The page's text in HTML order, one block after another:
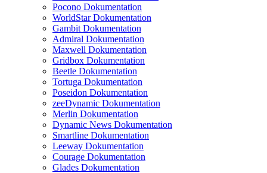
Pocono Dokumentation
WorldStar Dokumentation
Gambit Dokumentation
Admiral Dokumentation
Maxwell Dokumentation
Gridbox Dokumentation
Beetle Dokumentation
Tortuga Dokumentation
Poseidon Dokumentation
zeeDynamic Dokumentation
Merlin Dokumentation
Dynamic News Dokumentation
Smartline Dokumentation
Leeway Dokumentation
Courage Dokumentation
Glades Dokumentation